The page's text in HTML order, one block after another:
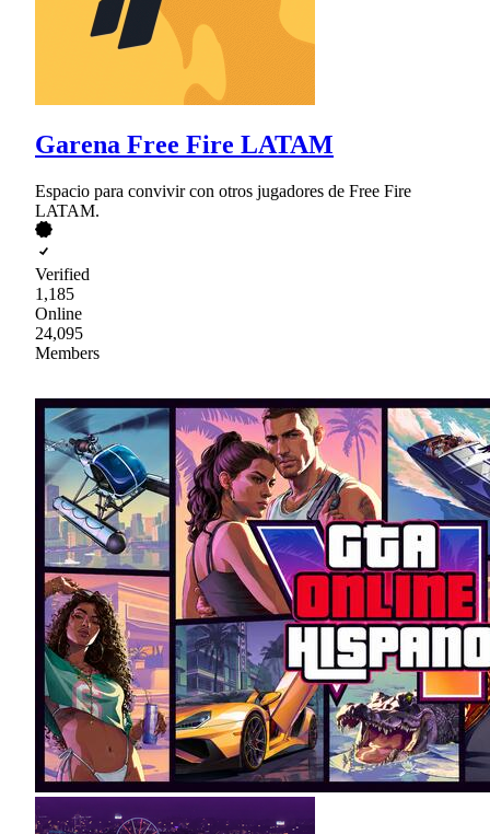
Garena Free Fire LATAM
Espacio para convivir con otros jugadores de Free Fire
LATAM.
Verified
1,185
Online
24,095
Members